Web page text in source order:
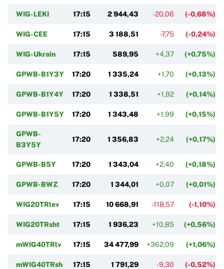
WIG-LEKI 17:15 2 944,43 -20,06 (-0,68%)
WIG-CEE 17:15 3 188,51 -7,75 (-0,24%)
WIG-Ukrain 17:15 589,95 +4,37 (+0,75%)
GPWB-B1Y3Y 17:20 1 335,24 +1,70 (+0,13%)
GPWB-B1Y4Y 17:20 1 338,51 +1,92 (+0,14%)
GPWB-B1Y5Y 17:20 1 343,48 +1,99 (+0,15%)
GPWB-
B3Y5Y
17:20 1 356,83 +2,24 (+0,17%)
GPWB-B5Y 17:20 1 343,04 +2,40 (+0,18%)
GPWB-BWZ 17:20 1 344,01 +0,07 (+0,01%)
WIG20TRlev 17:15 10 668,91 -118,57 (-1,10%)
WIG20TRsht 17:15 1 936,23 +10,85 (+0,56%)
mWIG40TRlv 17:15 34 477,99 +362,09 (+1,06%)
mWIG40TRsh 17:15 1 791,29 -9,30 (-0,52%)